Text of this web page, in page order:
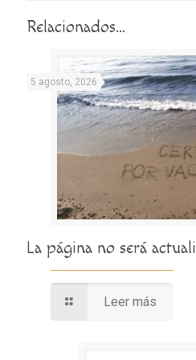
Relacionados...
5 agosto, 2026
La página no será
Leer más